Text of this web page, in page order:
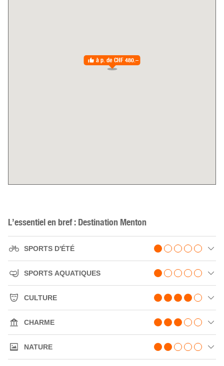
à p. de CHF 480.–
L’essentiel en bref : Destination Menton
SPORTS D'ÉTÉ
SPORTS AQUATIQUES
CULTURE
CHARME
NATURE